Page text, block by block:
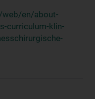
web/en/about-
curriculum-klin-